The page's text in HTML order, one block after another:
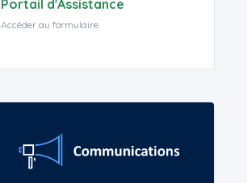
Portail d'Assistance
Accéder au formulaire